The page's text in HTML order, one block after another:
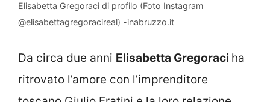
Elisabetta Gregoraci di profilo (Foto Instagram
@elisabettagregoracireal) -inabruzzo.it
Da circa due anni Elisabetta Gregoraci ha
ritrovato l’amore con l’imprenditore